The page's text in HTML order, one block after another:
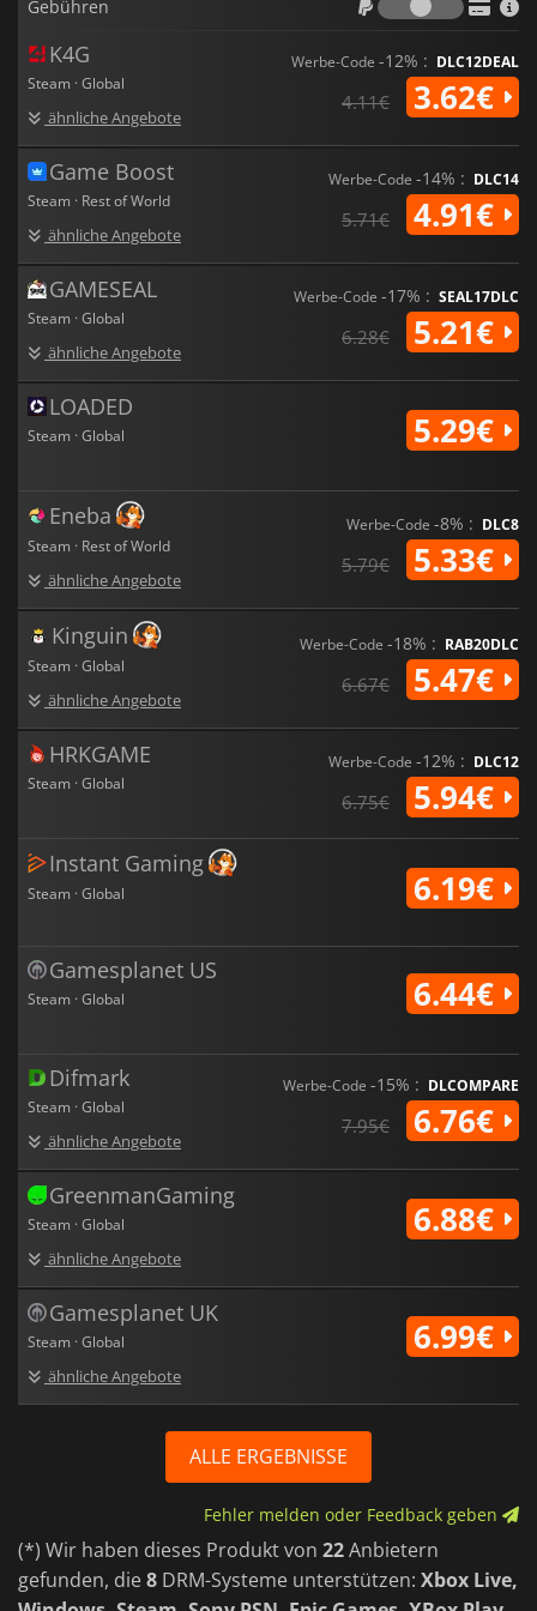
Gebühren
K4G
Steam · Global
ähnliche Angebote
Werbe-Code -12% : DLC12DEAL
4.11€ 3.62€
Game Boost
Steam · Rest of World
ähnliche Angebote
Werbe-Code -14% : DLC14
5.71€ 4.91€
GAMESEAL
Steam · Global
ähnliche Angebote
Werbe-Code -17% : SEAL17DLC
6.28€ 5.21€
LOADED
Steam · Global 5.29€
Eneba
Steam · Rest of World
ähnliche Angebote
Werbe-Code -8% : DLC8
5.79€ 5.33€
Kinguin
Steam · Global
ähnliche Angebote
Werbe-Code -18% : RAB20DLC
6.67€ 5.47€
HRKGAME
Steam · Global
Werbe-Code -12% : DLC12
6.75€ 5.94€
Instant Gaming
Steam · Global 6.19€
Gamesplanet US
Steam · Global 6.44€
Difmark
Steam · Global
ähnliche Angebote
Werbe-Code -15% : DLCOMPARE
7.95€ 6.76€
GreenmanGaming
Steam · Global
ähnliche Angebote
6.88€
Gamesplanet UK
Steam · Global
ähnliche Angebote
6.99€
ALLE ERGEBNISSE
Fehler melden oder Feedback geben
(*) Wir haben dieses Produkt von 22Anbietern
gefunden, die8 DRM-Systeme unterstützen: Xbox Live,